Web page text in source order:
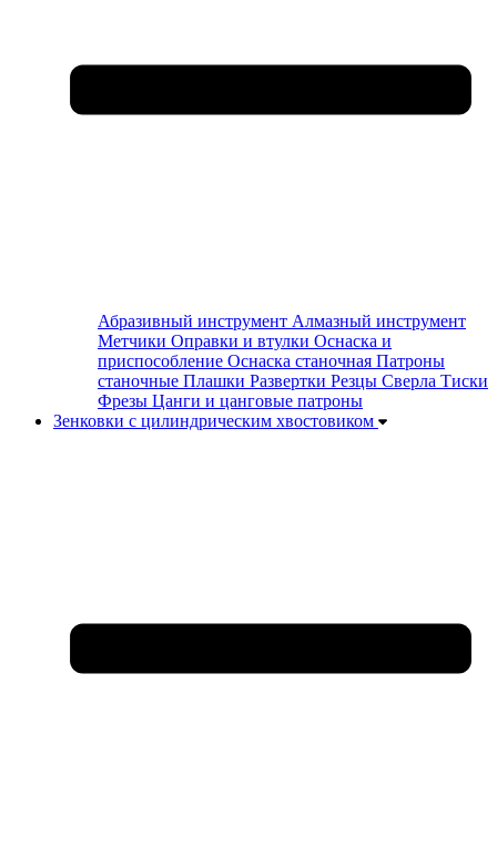
Абразивный инструмент Алмазный инструмент
Метчики Оправки и втулки Оснаска и
приспособление Оснаска станочная Патроны
станочные Плашки Развертки Резцы Сверла Тиски
Фрезы Цанги и цанговые патроны
Зенковки с цилиндрическим хвостовиком